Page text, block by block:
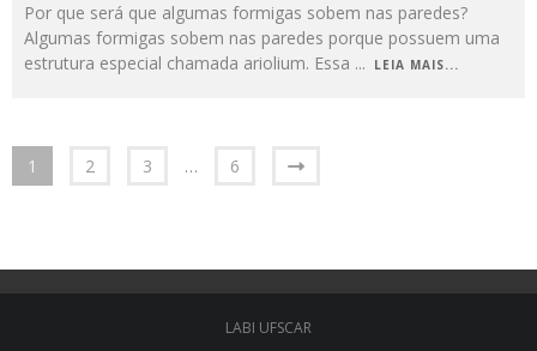
Por que será que algumas formigas sobem nas paredes?
Algumas formigas sobem nas paredes porque possuem uma
estrutura especial chamada ariolium. Essa ... LEIA MAIS...
1 2 3 … 6
LABI UFSCAR